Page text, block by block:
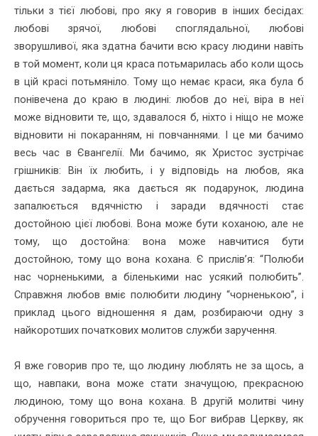
тільки з тієї любові, про яку я говорив в інших бесідах:
любові зрячої, любові споглядальної, любові
зворушливої, яка здатна бачити всю красу людини навіть
в той момент, коли ця краса потьмарилась або коли щось
в цій красі потьмяніло. Тому що немає краси, яка була б
понівечена до краю в людині: любов до неї, віра в неї
може відновити те, що, здавалося б, ніхто і ніщо не може
відновити ні покаранням, ні повчаннями. І це ми бачимо
весь час в Євангелії. Ми бачимо, як Христос зустрічає
грішників: Він їх любить, і у відповідь на любов, яка
дається задарма, яка дається як подарунок, людина
запалюється вдячністю і заради вдячності стає
достойною цієї любові. Вона може бути коханою, але не
тому, що достойна: вона може навчитися бути
достойною, тому що вона кохана. Є прислів’я: “Полюби
нас чорненькими, а біленькими нас усякий полюбить”.
Справжня любов вміє полюбити людину “чорненькою”, і
приклад цього відношення я дам, розбираючи одну з
найкоротших початкових молитов служби заручення.
Я вже говорив про те, що людину люблять не за щось, а
що, навпаки, вона може стати значущою, прекрасною
людиною, тому що вона кохана. В другій молитві чину
обручення говориться про те, що Бог вибрав Церкву, як